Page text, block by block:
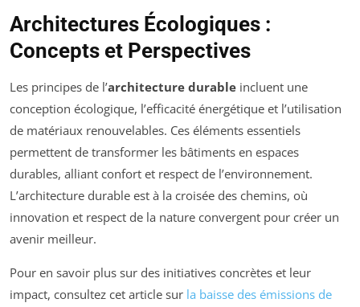
Architectures Écologiques :
Concepts et Perspectives
Les principes de l’architecture durable incluent une
conception écologique, l’efficacité énergétique et l’utilisation
de matériaux renouvelables. Ces éléments essentiels
permettent de transformer les bâtiments en espaces
durables, alliant confort et respect de l’environnement.
L’architecture durable est à la croisée des chemins, où
innovation et respect de la nature convergent pour créer un
avenir meilleur.
Pour en savoir plus sur des initiatives concrètes et leur
impact, consultez cet article sur la baisse des émissions de